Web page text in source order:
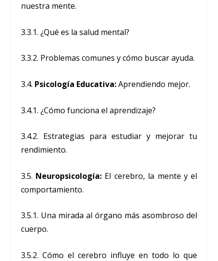
nuestra mente.
3.3.1. ¿Qué es la salud mental?
3.3.2. Problemas comunes y cómo buscar ayuda.
3.4. Psicología Educativa:Aprendiendo mejor.
3.4.1. ¿Cómo funciona el aprendizaje?
3.4.2. Estrategias para estudiar y mejorar tu
rendimiento.
3.5. Neuropsicología:El cerebro, la mente y el
comportamiento.
3.5.1. Una mirada al órgano más asombroso del
cuerpo.
3.5.2. Cómo el cerebro influye en todo lo que